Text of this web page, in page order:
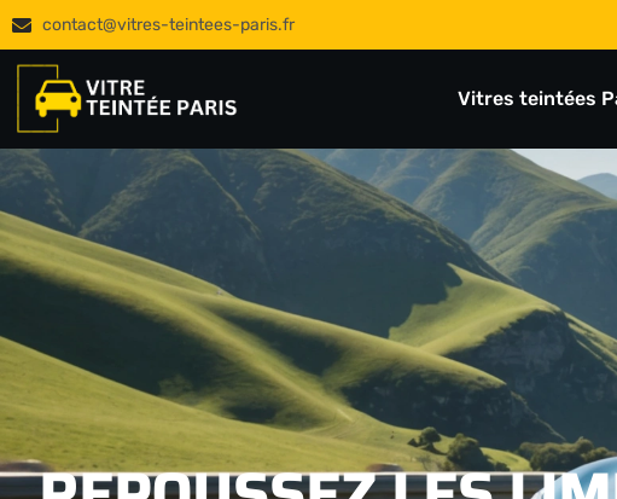
contact@vitres-teintees-paris.fr
Vitres teintées